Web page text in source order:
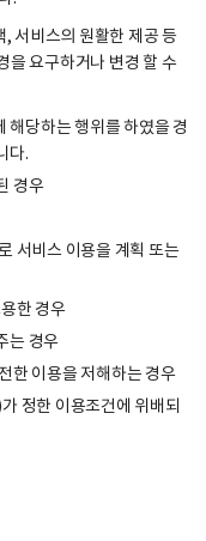
서비스의 원활한 제공 등
을 요구하거나 변경 할 수
당하는 행위를 하였을 경
다.
경우
서비스 이용을 계획 또는
한 경우
는 경우
한 이용을 저해하는 경우
정한 이용조건에 위배되